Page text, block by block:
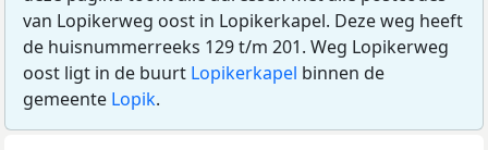
van Lopikerweg oost in Lopikerkapel. Deze weg heeft
de huisnummerreeks 129 t/m 201. Weg Lopikerweg
oost ligt in de buurt Lopikerkapel binnen de
gemeente Lopik.